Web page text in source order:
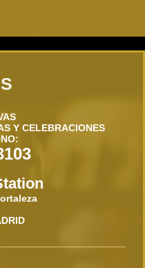
Y CELEBRACIONES